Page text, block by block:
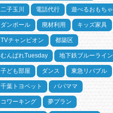
二子玉川 電話代行 遊べるおもちゃ
ダンボール 廃材利用 キッズ家具
TVチャンピオン 都築区
むんぱれTuesday 地下鉄ブルーライン
子ども部屋 ダンス 東急リバブル
千葉トヨペット パパママ
コワーキング 夢プラン